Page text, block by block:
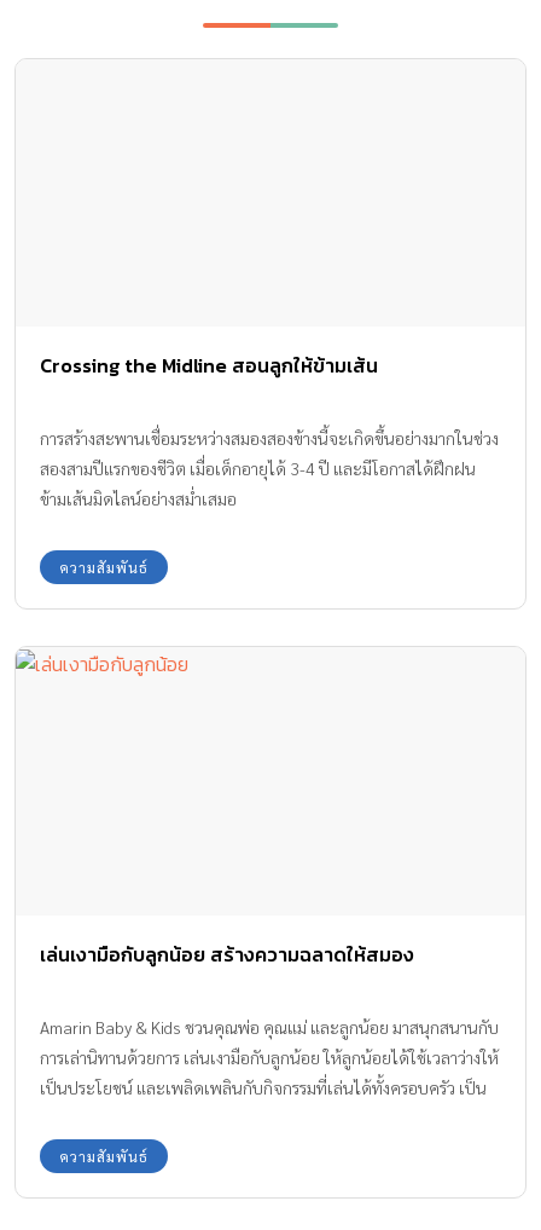
Crossing the Midline สอนลูกให้ข้ามเส้น
การสร้างสะพานเชื่อมระหว่างสมองสองข้างนี้จะเกิดขึ้นอย่างมากในช่วง
สองสามปีแรกของชีวิต เมื่อเด็กอายุได้ 3-4 ปี และมีโอกาสได้ฝึกฝน
ข้ามเส้นมิดไลน์อย่างสม่ำเสมอ
ความสัมพันธ์
เล่นเงามือกับลูกน้อย สร้างความฉลาดให้สมอง
Amarin Baby & Kids ชวนคุณพ่อ คุณแม่ และลูกน้อย มาสนุกสนานกับ
การเล่านิทานด้วยการ เล่นเงามือกับลูกน้อย ให้ลูกน้อยได้ใช้เวลาว่างให้
เป็นประโยชน์ และเพลิดเพลินกับกิจกรรมที่เล่นได้ทั้งครอบครัว เป็น
ความสัมพันธ์